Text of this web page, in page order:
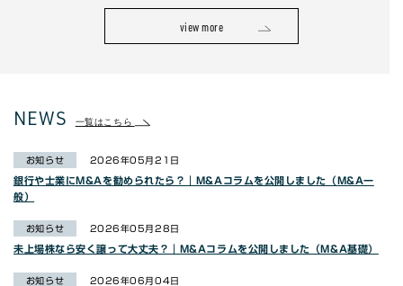
view more
NEWS 一覧はこちら
お知らせ 2026年05月21日
銀行や士業にM&Aを勧められたら？｜M&Aコラムを公開しました（M&A一
般）
お知らせ 2026年05月28日
未上場株なら安く譲って大丈夫？｜M&Aコラムを公開しました（M&A基礎）
お知らせ 2026年06月04日